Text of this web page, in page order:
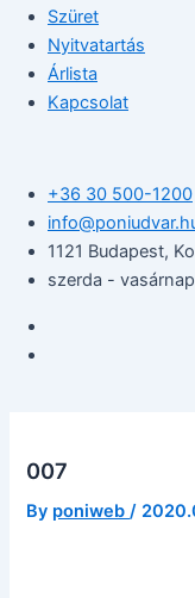
Szüret
Nyitvatartás
Árlista
Kapcsolat
+36 30 500-1200​
1121 Budapest,
szerda -
007
By poniweb/